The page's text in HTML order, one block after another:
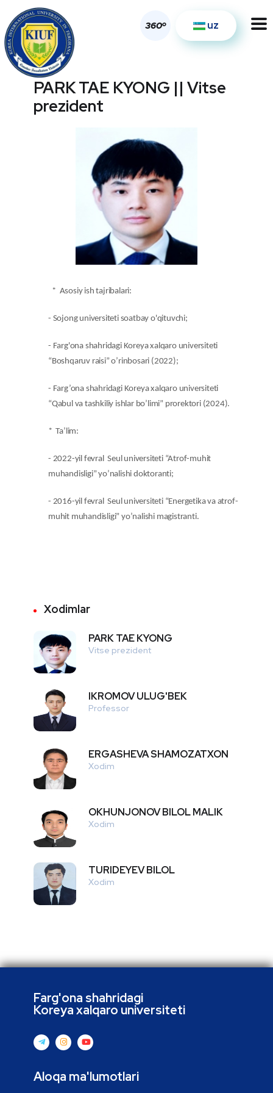
360o uz
PARK TAE KYONG || Vitse
prezident
* Asosiy ish tajribalari:
- Sojong universiteti soatbay o'qituvchi;
- Farg'ona shahridagi Koreya xalqaro universiteti
“Boshqaruv raisi” o’rinbosari (2022);
- Farg’ona shahridagi Koreya xalqaro universiteti
“Qabul va tashkiliy ishlar bo’limi” prorektori (2024).
* Ta’lim:
- 2022-yil fevral Seul universiteti “Atrof-muhit
muhandisligi” yo’nalishi doktoranti;
- 2016-yil fevral Seul universiteti “Energetika va atrof-
muhit muhandisligi” yo’nalishi magistranti.
Xodimlar
PARK TAE KYONG
Vitse prezident
IKROMOV ULUG'BEK
Professor
ERGASHEVA SHAMOZATXON
Xodim
OKHUNJONOV BILOL MALIK
Xodim
TURIDEYEV BILOL
Xodim
Farg'ona shahridagi
Koreya xalqaro universiteti
Aloqa ma'lumotlari